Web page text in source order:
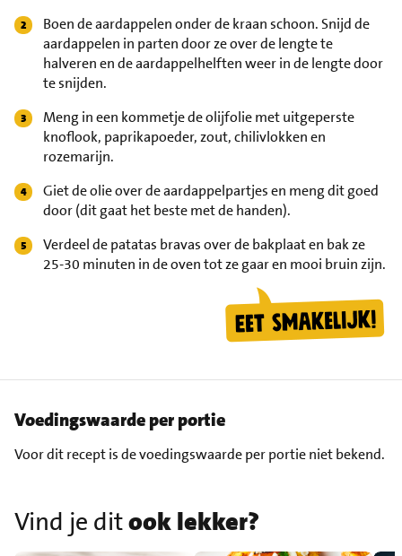
Boen de aardappelen onder de kraan schoon. Snijd de
aardappelen in parten door ze over de lengte te
halveren en de aardappelhelften weer in de lengte door
te snijden.
Meng in een kommetje de olijfolie met uitgeperste
knoflook, paprikapoeder, zout, chilivlokken en
rozemarijn.
Giet de olie over de aardappelpartjes en meng dit goed
door (dit gaat het beste met de handen).
Verdeel de patatas bravas over de bakplaat en bak ze
25-30 minuten in de oven tot ze gaar en mooi bruin zijn.
Voedingswaarde per portie
Voor dit recept is de voedingswaarde per portie niet bekend.
Vind je ditook lekker?